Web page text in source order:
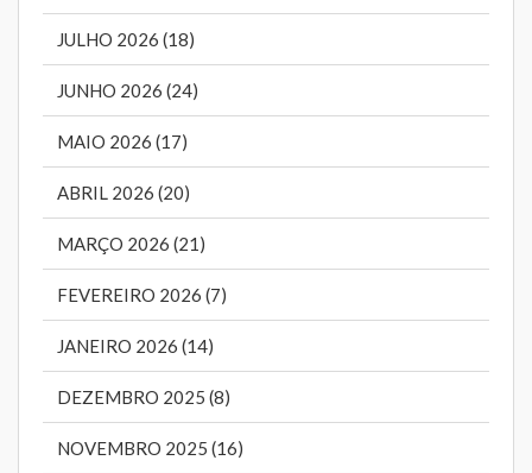
JULHO 2026 (18)
JUNHO 2026 (24)
MAIO 2026 (17)
ABRIL 2026 (20)
MARÇO 2026 (21)
FEVEREIRO 2026 (7)
JANEIRO 2026 (14)
DEZEMBRO 2025 (8)
NOVEMBRO 2025 (16)